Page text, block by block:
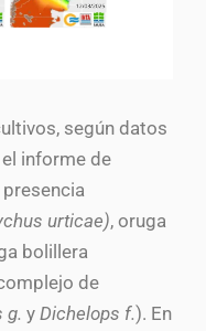
según datos
informe de
urticae), oruga
bolillera
de
g. y Dichelops f.). En